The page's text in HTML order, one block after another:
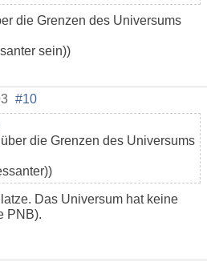
die Grenzen des Universums
sein))
#10
die Grenzen des Universums
Das Universum hat keine
PNB).